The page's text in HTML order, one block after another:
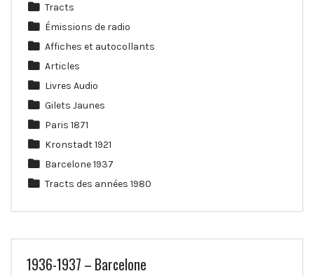
Tracts
Émissions de radio
Affiches et autocollants
Articles
Livres Audio
Gilets Jaunes
Paris 1871
Kronstadt 1921
Barcelone 1937
Tracts des années 1980
1936-1937 – Barcelone